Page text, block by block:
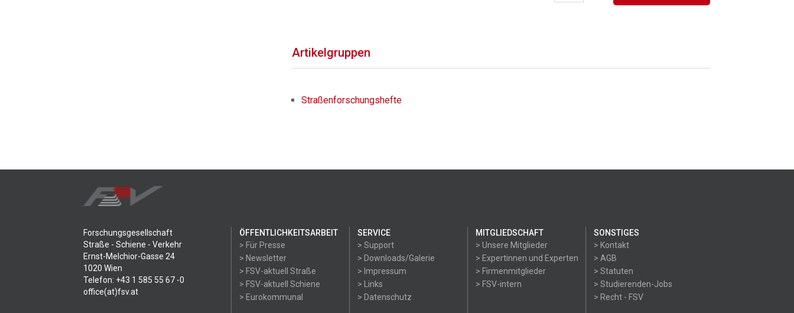
Artikelgruppen
Straßenforschungshefte
Forschungsgesellschaft
Straße - Schiene - Verkehr
Ernst-Melchior-Gasse 24
1020 Wien
Telefon: +43 1 585 55 67 -0
office(at)fsv.at
ÖFFENTLICHKEITSARBEIT
> Für Presse
> Newsletter
> FSV-aktuell Straße
> FSV-aktuell Schiene
> Eurokommunal
SERVICE
> Support
> Downloads/Galerie
> Impressum
> Links
> Datenschutz
MITGLIEDSCHAFT
> Unsere Mitglieder
> Expertinnen und Experten
> Firmenmitglieder
> FSV-intern
SONSTIGES
> Kontakt
> AGB
> Statuten
> Studierenden-Jobs
> Recht - FSV